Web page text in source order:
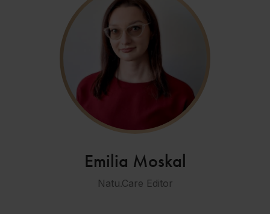
Emilia Moskal
Natu.Care Editor